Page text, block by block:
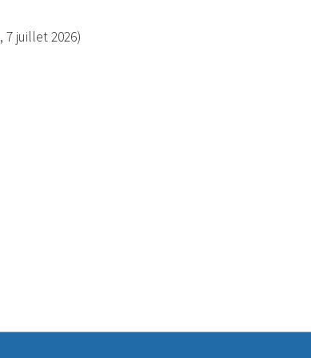
, 7 juillet 2026)